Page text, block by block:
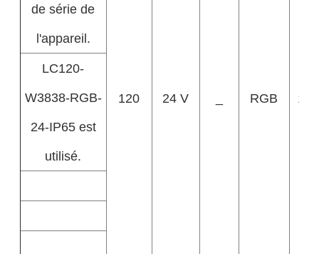
de série de
l'appareil.
120 24 V RGB 14
LC120-
W3838-RGB-
24-IP65 est
utilisé.